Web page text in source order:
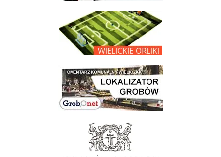
link do opisu projektu Wielickie Orliki
link do lokalizatora grobów na wielickim cmentarzu - grobnet
link do strony - Muzeum Żup Krakowskich Wieliczka